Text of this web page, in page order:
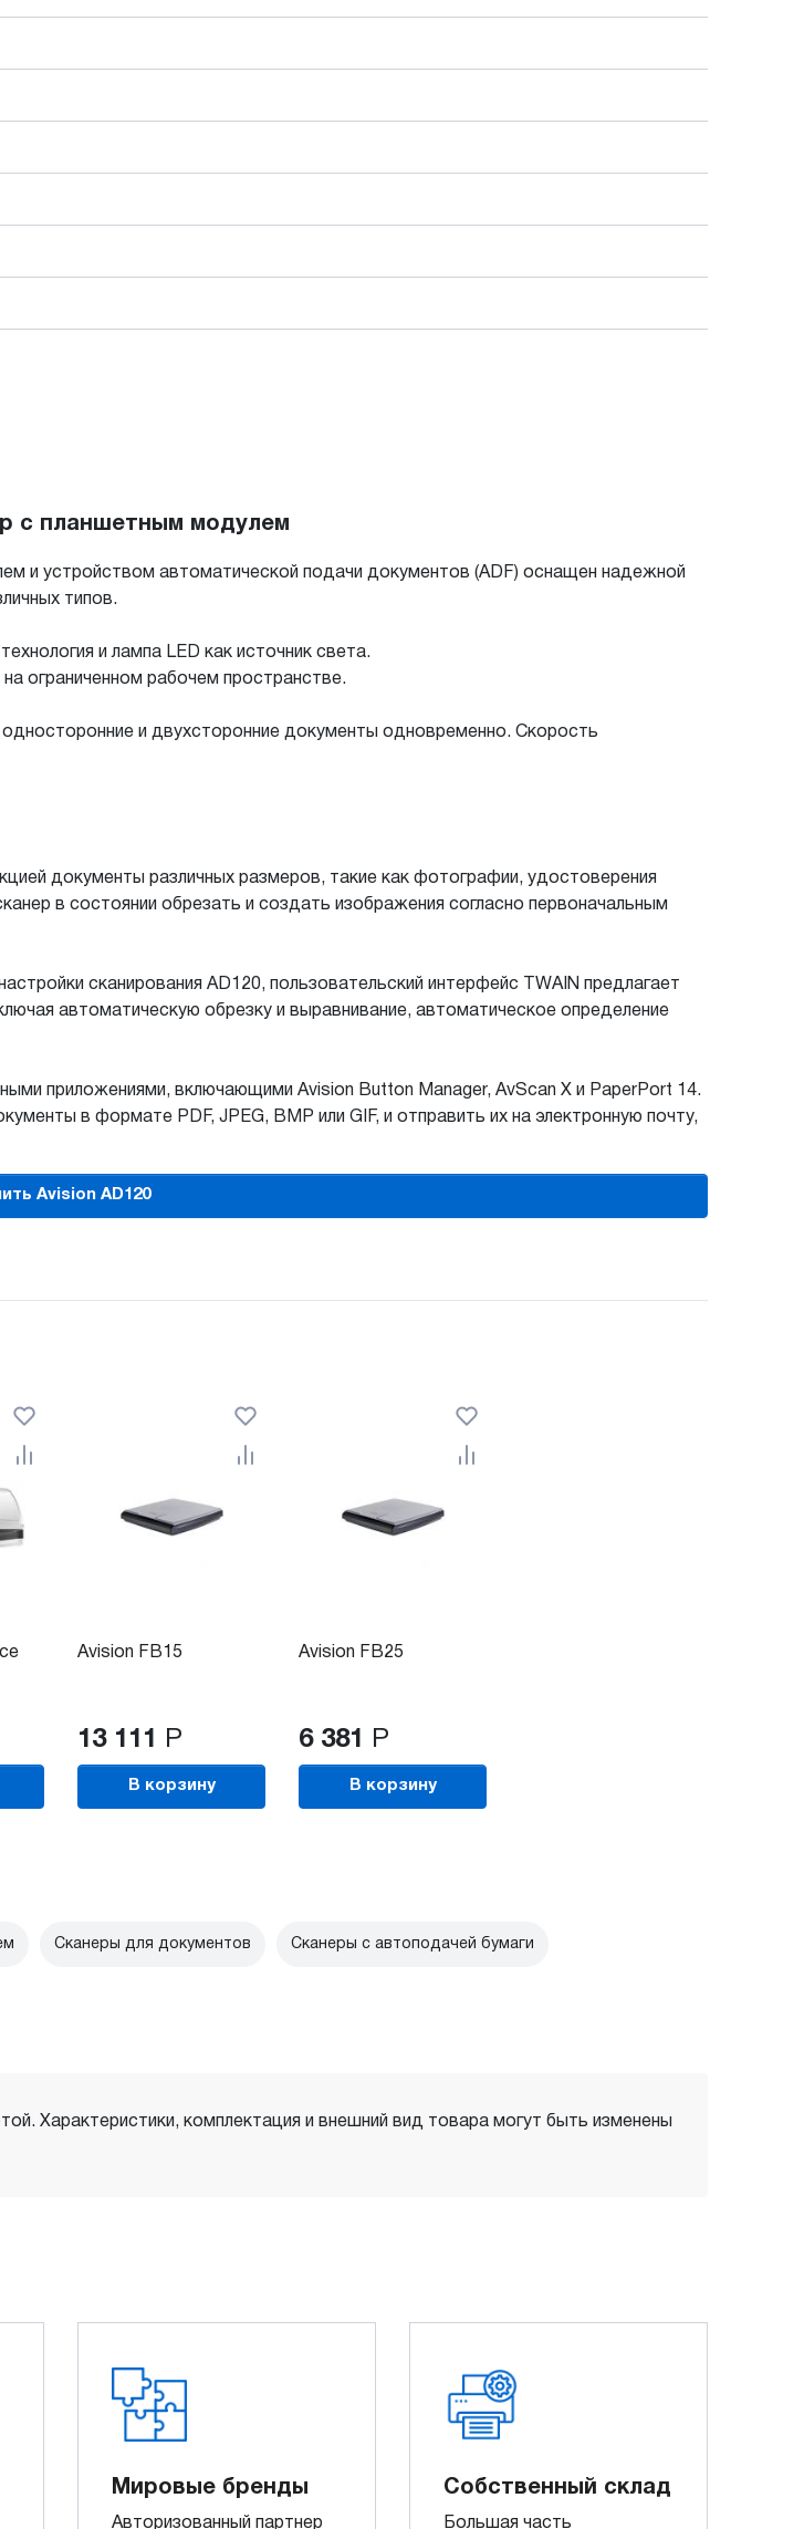
с планшетным модулем
и устройством автоматической подачи документов (ADF) оснащен надежной
типов.
и лампа LED как источник света.
ограниченном рабочем пространстве.
и двухсторонние документы одновременно. Скорость
документы различных размеров, такие как фотографии, удостоверения
в состоянии обрезать и создать изображения согласно первоначальным
сканирования AD120, пользовательский интерфейс TWAIN предлагает
автоматическую обрезку и выравнивание, автоматическое определение
приложениями, включающими Avision Button Manager, AvScan X и PaperPort 14.
в формате PDF, JPEG, BMP или GIF, и отправить их на электронную почту,
Avision AD120
Avision FB15
13 111 Р
В корзину
Avision FB25
6 381 Р
В корзину
Сканеры для документов Сканеры с автоподачей бумаги
Характеристики, комплектация и внешний вид товара могут быть изменены
Мировые бренды
Авторизованный партнер
Собственный склад
Большая часть